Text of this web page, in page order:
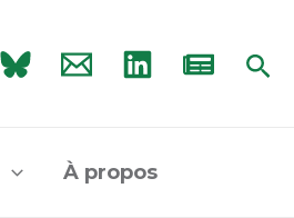
À propos